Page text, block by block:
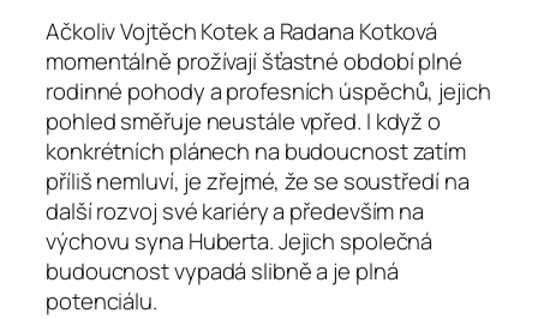
Ačkoliv Vojtěch Kotek a Radana Kotková
momentálně prožívají šťastné období plné
rodinné pohody a profesních úspěchů, jejich
pohled směřuje neustále vpřed. I když o
konkrétních plánech na budoucnost zatím
příliš nemluví, je zřejmé, že se soustředí na
další rozvoj své kariéry a především na
výchovu syna Huberta. Jejich společná
budoucnost vypadá slibně a je plná
potenciálu.